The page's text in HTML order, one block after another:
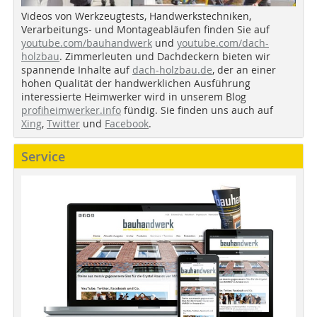
Videos von Werkzeugtests, Handwerkstechniken,
Verarbeitungs- und Montageabläufen finden Sie auf
youtube.com/bauhandwerk und youtube.com/dach-
holzbau. Zimmerleuten und Dachdeckern bieten wir
spannende Inhalte auf dach-holzbau.de, der an einer
hohen Qualität der handwerklichen Ausführung
interessierte Heimwerker wird in unserem Blog
profiheimwerker.info fündig. Sie finden uns auch auf
Xing, Twitter und Facebook.
Service